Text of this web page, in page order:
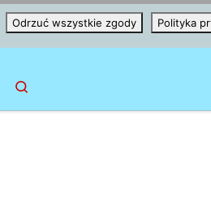
Odrzuć wszystkie zgody Polityka